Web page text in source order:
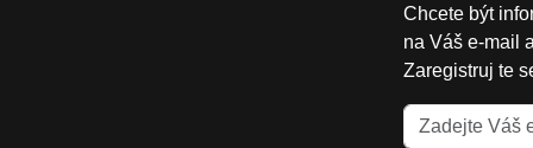
Chcete být
na Váš e-mail
Zaregistruj te